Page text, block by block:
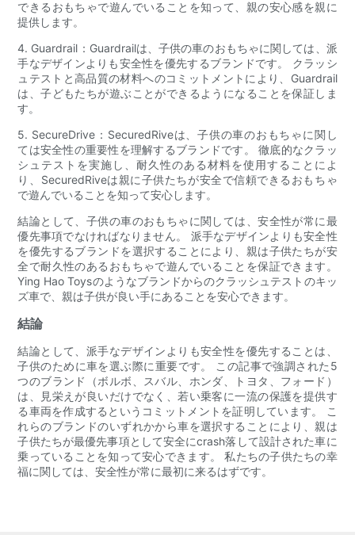
できるおもちゃで遊んでいることを知って、親の安心感を親に
提供します。
4. Guardrail：Guardrailは、子供の車のおもちゃに関しては、派
手なデザインよりも安全性を優先するブランドです。 クラッシ
ュテストと高品質の材料へのコミットメントにより、Guardrail
は、子どもたちが遊ぶことができるようになることを保証しま
す。
5. SecureDrive：SecuredRiveは、子供の車のおもちゃに関し
ては安全性の重要性を理解するブランドです。 徹底的なクラッ
シュテストを実施し、耐久性のある材料を使用することによ
り、SecuredRiveは親に子供たちが安全で信頼できるおもちゃ
で遊んでいることを知って安心します。
結論として、子供の車のおもちゃに関しては、安全性が常に最
優先事項でなければなりません。 派手なデザインよりも安全性
を優先するブランドを選択することにより、親は子供たちが安
全で耐久性のあるおもちゃで遊んでいることを保証できます。
Ying Hao Toysのようなブランドからのクラッシュテストのキッ
ズ車で、親は子供が良い手にあることを安心できます。
結論
結論として、派手なデザインよりも安全性を優先することは、
子供のために車を選ぶ際に重要です。 この記事で強調された5
つのブランド（ボルボ、スバル、ホンダ、トヨタ、フォード）
は、見栄えが良いだけでなく、若い乗客に一流の保護を提供す
る車両を作成するというコミットメントを証明しています。 こ
れらのブランドのいずれかから車を選択することにより、親は
子供たちが最優先事項として安全にcrash落して設計された車に
乗っていることを知って安心できます。 私たちの子供たちの幸
福に関しては、安全性が常に最初に来るはずです。